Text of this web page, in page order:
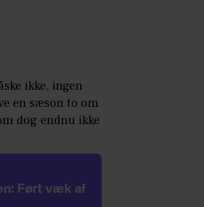
ikke, ingen
en sæson to om
dog endnu ikke
Ført væk af